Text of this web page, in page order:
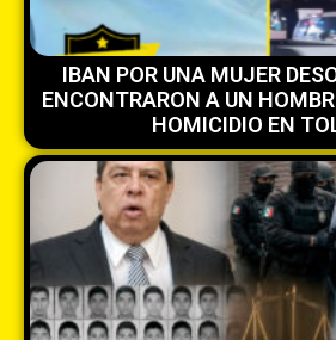
IBAN POR UNA MUJER
ENCONTRARON A UN
HOMICIDIO EN